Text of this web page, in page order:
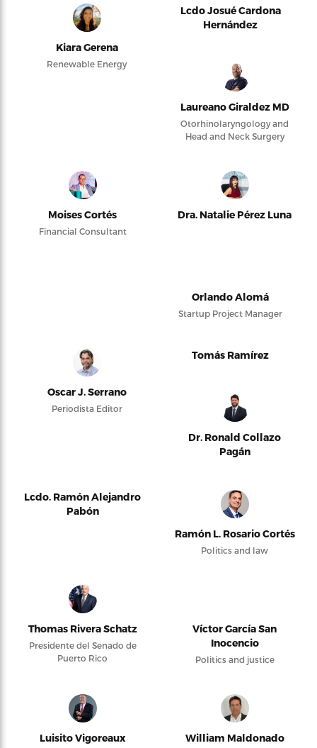
Kiara Gerena
Renewable Energy
Lcdo Josué Cardona
Hernández
Laureano Giraldez MD
Otorhinolaryngology and
Head and Neck Surgery
Moises Cortés
Financial Consultant
Dra. Natalie Pérez Luna
Orlando Alomá
Startup Project Manager
Oscar J. Serrano
Periodista Editor
Tomás Ramírez
Dr. Ronald Collazo
Pagán
Lcdo. Ramón Alejandro
Pabón
Ramón L. Rosario Cortés
Politics and law
Thomas Rivera Schatz
Presidente del Senado de
Puerto Rico
Víctor García San
Inocencio
Politics and justice
Luisito Vigoreaux William Maldonado